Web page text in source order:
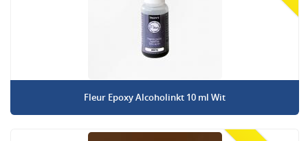
Fleur Epoxy Alcoholinkt 10 ml Wit